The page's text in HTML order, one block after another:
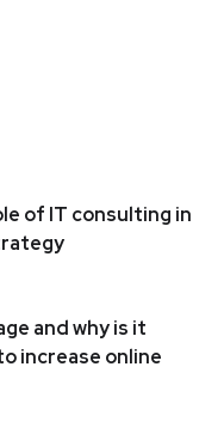
of IT consulting in
and why is it
increase online